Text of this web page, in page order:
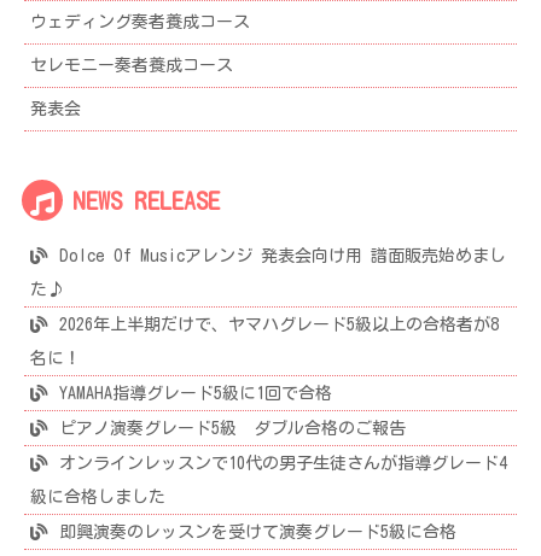
ウェディング奏者養成コース
セレモニー奏者養成コース
発表会
NEWS RELEASE
Dolce Of Musicアレンジ 発表会向け用 譜面販売始めまし
た♪
2026年上半期だけで、ヤマハグレード5級以上の合格者が8
名に！
YAMAHA指導グレード5級に1回で合格
ピアノ演奏グレード5級 ダブル合格のご報告
オンラインレッスンで10代の男子生徒さんが指導グレード4
級に合格しました
即興演奏のレッスンを受けて演奏グレード5級に合格